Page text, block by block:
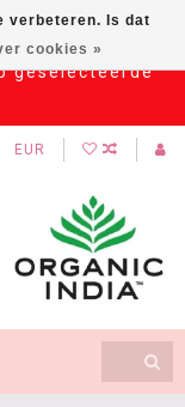
geselecteerde
EUR
verbeteren. Is dat
cookies »